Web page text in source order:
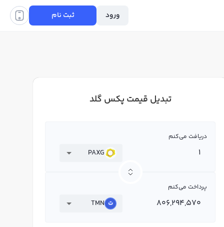
ورود ثبت نام
تبدیل قیمت پکس گلد
دریافت می‌کنم
PAXG
پرداخت می‌کنم
TMN